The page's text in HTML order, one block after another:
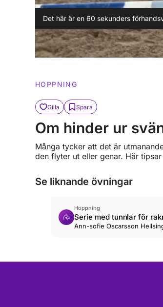
Det här är en 60 sekunders
HOPPNING
Gilla Spara
Om hinder ur
Många tycker att det är
den flyter ut eller genar. Här
Se liknande övningar
Hoppning
Serie med tunnlar för
Ann-sofie Oscarsson